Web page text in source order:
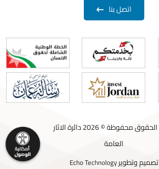
اتصل بنا
جميع الحقوق محفوظة © 2026 دائرة الاثار
العامة
تصميم وتطويرEcho Technology